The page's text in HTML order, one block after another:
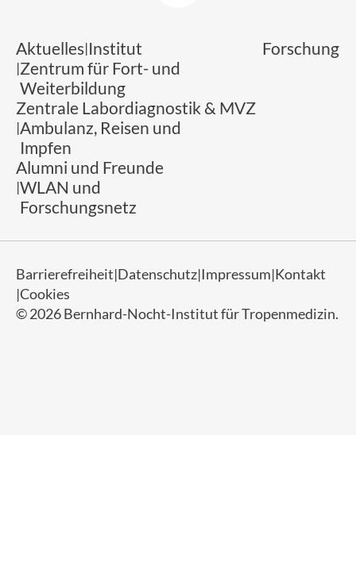
Aktuelles Institut
Forschung
Zentrum für Fort- und
Weiterbildung
Zentrale Labordiagnostik & MVZ
Ambulanz, Reisen und
Impfen
Alumni und Freunde
WLAN und
Forschungsnetz
© 2026 Bernhard-Nocht-Institut für Tropenmedizin.
Barrierefreiheit Datenschutz Impressum Kontakt
Cookies